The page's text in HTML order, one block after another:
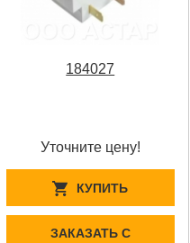
184027
Уточните цену!
КУПИТЬ
ЗАКАЗАТЬ С